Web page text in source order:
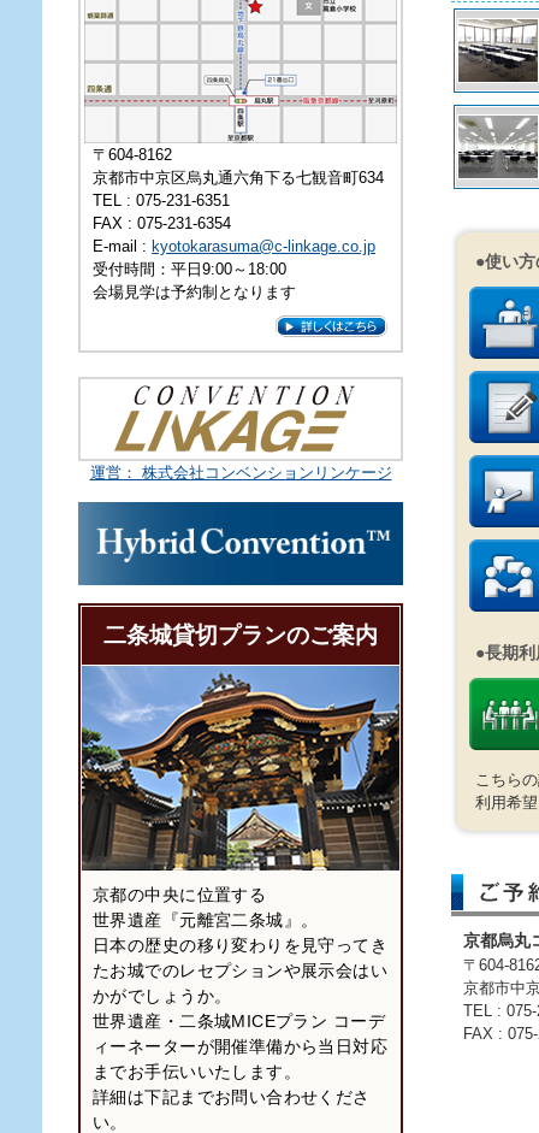
〒604-8162
京都市中京区烏丸通六角下る七観音町634
TEL : 075-231-6351
FAX : 075-231-6354
E-mail : kyotokarasuma@c-linkage.co.jp
受付時間：平日9:00～18:00
会場見学は予約制となります
運営： 株式会社コンベンションリンケージ
二条城貸切プランのご案内
京都の中央に位置する
世界遺産『元離宮二条城』。
日本の歴史の移り変わりを見守ってき
たお城でのレセプションや展示会はい
かがでしょうか。
世界遺産・二条城MICEプラン コーデ
ィーネーターが開催準備から当日対応
までお手伝いいたします。
詳細は下記までお問い合わせくださ
い。
●使い
●長期
こちら
利用希
京都烏丸
〒604-
京都市中
TEL :
FAX :